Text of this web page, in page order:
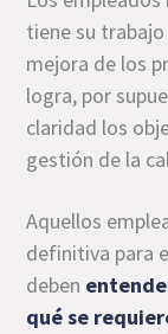
tiene su
mejora de los
logra, por
claridad los
gestión de la
Aquellos
definitiva para
deben
qué se